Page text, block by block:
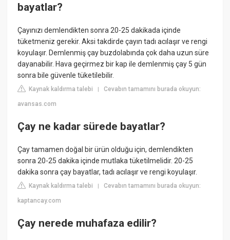
bayatlar?
Çayınızı demlendikten sonra 20-25 dakikada içinde
tüketmeniz gerekir. Aksi takdirde çayın tadı acılaşır ve rengi
koyulaşır. Demlenmiş çay buzdolabında çok daha uzun süre
dayanabilir. Hava geçirmez bir kap ile demlenmiş çay 5 gün
sonra bile güvenle tüketilebilir.
Kaynak kaldırma talebi |Cevabın tamamını burada okuyun:
avansas.com
Çay ne kadar sürede bayatlar?
Çay tamamen doğal bir ürün olduğu için, demlendikten
sonra 20-25 dakika içinde mutlaka tüketilmelidir. 20-25
dakika sonra çay bayatlar, tadı acılaşır ve rengi koyulaşır.
Kaynak kaldırma talebi |Cevabın tamamını burada okuyun:
kaptancay.com
Çay nerede muhafaza edilir?